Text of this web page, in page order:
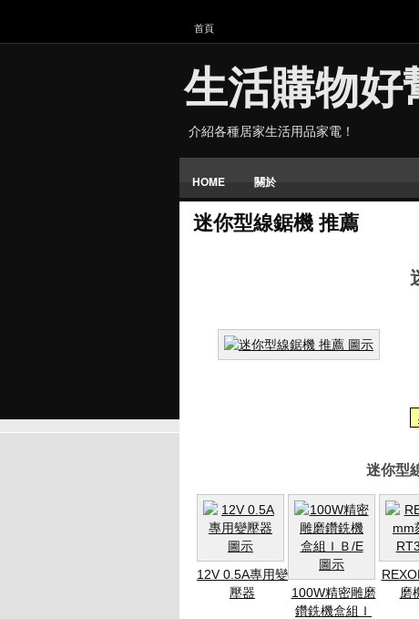
首頁
生活購物好
介紹各種居家生活用品家電！
HOME 關於
迷你型線鋸機 推薦
迷你型
12V 0.5A專用變
壓器
100W精密雕磨
鑽銑機盒組Ｉ
磨